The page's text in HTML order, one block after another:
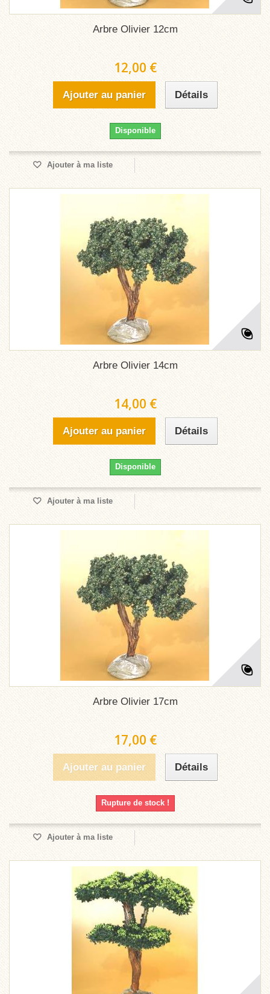
Arbre Olivier 12cm
12,00 €
Ajouter au panier Détails
Disponible
Ajouter à ma liste
Arbre Olivier 14cm
14,00 €
Ajouter au panier Détails
Disponible
Ajouter à ma liste
Arbre Olivier 17cm
17,00 €
Ajouter au panier Détails
Rupture de stock !
Ajouter à ma liste